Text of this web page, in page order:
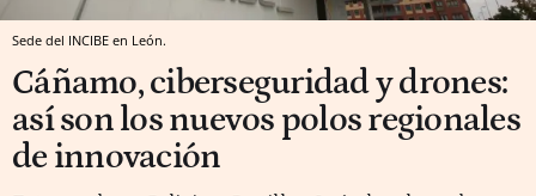
Sede del INCIBE en León.
Cáñamo, ciberseguridad y drones:
así son los nuevos polos regionales
de innovación